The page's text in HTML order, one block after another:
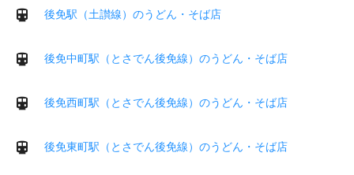
後免駅（土讃線）のうどん・そば店
後免中町駅（とさでん後免線）のうどん・そば店
後免西町駅（とさでん後免線）のうどん・そば店
後免東町駅（とさでん後免線）のうどん・そば店